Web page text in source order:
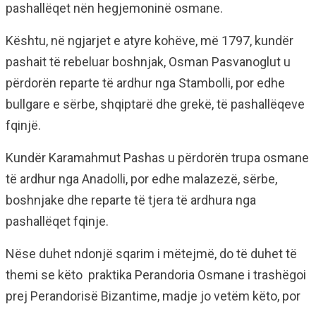
pashallëqet nën hegjemoninë osmane.
Kështu, në ngjarjet e atyre kohëve, më 1797, kundër
pashait të rebeluar boshnjak, Osman Pasvanoglut u
përdorën reparte të ardhur nga Stambolli, por edhe
bullgare e sërbe, shqiptarë dhe grekë, të pashallëqeve
fqinjë.
Kundër Karamahmut Pashas u përdorën trupa osmane
të ardhur nga Anadolli, por edhe malazezë, sërbe,
boshnjake dhe reparte të tjera të ardhura nga
pashallëqet fqinje.
Nëse duhet ndonjë sqarim i mëtejmë, do të duhet të
themi se këto praktika Perandoria Osmane i trashëgoi
prej Perandorisë Bizantime, madje jo vetëm këto, por